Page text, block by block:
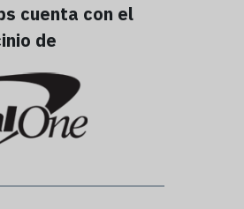
cuenta con el
de